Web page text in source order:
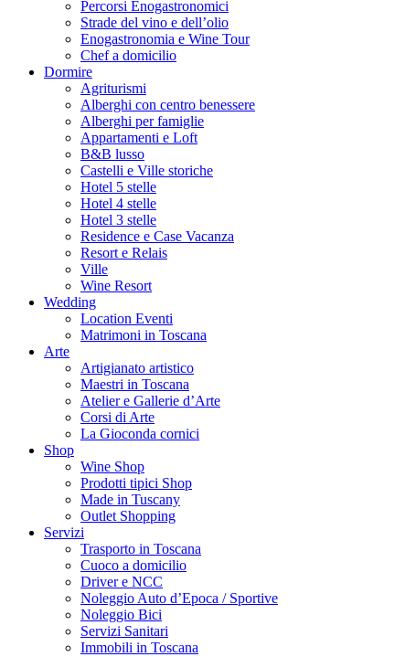
Percorsi Enogastronomici
Strade del vino e dell’olio
Enogastronomia e Wine Tour
Chef a domicilio
Dormire
Agriturismi
Alberghi con centro benessere
Alberghi per famiglie
Appartamenti e Loft
B&B lusso
Castelli e Ville storiche
Hotel 5 stelle
Hotel 4 stelle
Hotel 3 stelle
Residence e Case Vacanza
Resort e Relais
Ville
Wine Resort
Wedding
Location Eventi
Matrimoni in Toscana
Arte
Artigianato artistico
Maestri in Toscana
Atelier e Gallerie d’Arte
Corsi di Arte
La Gioconda cornici
Shop
Wine Shop
Prodotti tipici Shop
Made in Tuscany
Outlet Shopping
Servizi
Trasporto in Toscana
Cuoco a domicilio
Driver e NCC
Noleggio Auto d’Epoca / Sportive
Noleggio Bici
Servizi Sanitari
Immobili in Toscana